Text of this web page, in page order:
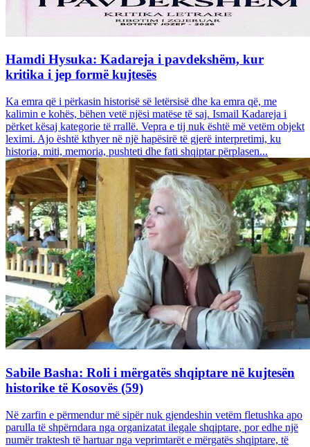
Hamdi Hysuka: Kadareja i pavdekshëm, kur
kritika i jep formë kujtesës
Ka emra që i përkasin historisë së letërsisë dhe ka emra që, me
kalimin e kohës, bëhen vetë njësi matëse të saj. Ismail Kadareja i
përket kësaj kategorie të rrallë. Vepra e tij nuk është më vetëm objekt
leximi. Ajo është kthyer në një hapësirë të gjerë interpretimi, ku
historia, miti, memoria, pushteti dhe fati shqiptar përplasen...
Sabile Basha: Roli i mërgatës shqiptare në kujtesën
historike të Kosovës (59)
Në zarfin e përmendur më sipër nuk gjendeshin vetëm fletushka apo
parulla të shpërndara nga organizatat ilegale shqiptare, por edhe një
numër traktesh të hartuar nga veprimtarët e mërgatës shqiptare, të